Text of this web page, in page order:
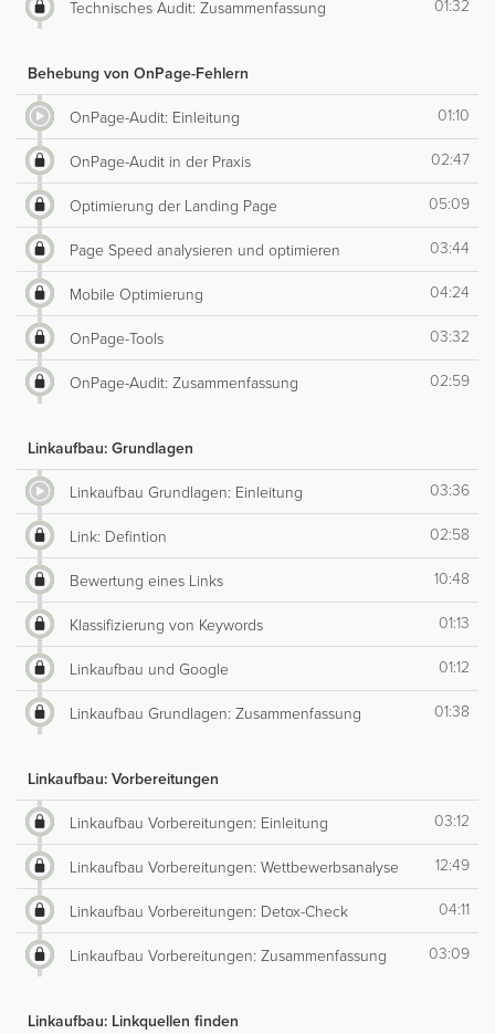
Technisches Audit: Zusammenfassung 01:32
Behebung von OnPage-Fehlern
OnPage-Audit: Einleitung 01:10
OnPage-Audit in der Praxis 02:47
Optimierung der Landing Page 05:09
Page Speed analysieren und optimieren 03:44
Mobile Optimierung 04:24
OnPage-Tools 03:32
OnPage-Audit: Zusammenfassung 02:59
Linkaufbau: Grundlagen
Linkaufbau Grundlagen: Einleitung 03:36
Link: Defintion 02:58
Bewertung eines Links 10:48
Klassifizierung von Keywords 01:13
Linkaufbau und Google 01:12
Linkaufbau Grundlagen: Zusammenfassung 01:38
Linkaufbau: Vorbereitungen
Linkaufbau Vorbereitungen: Einleitung 03:12
Linkaufbau Vorbereitungen: Wettbewerbsanalyse 12:49
Linkaufbau Vorbereitungen: Detox-Check 04:11
Linkaufbau Vorbereitungen: Zusammenfassung 03:09
Linkaufbau: Linkquellen finden